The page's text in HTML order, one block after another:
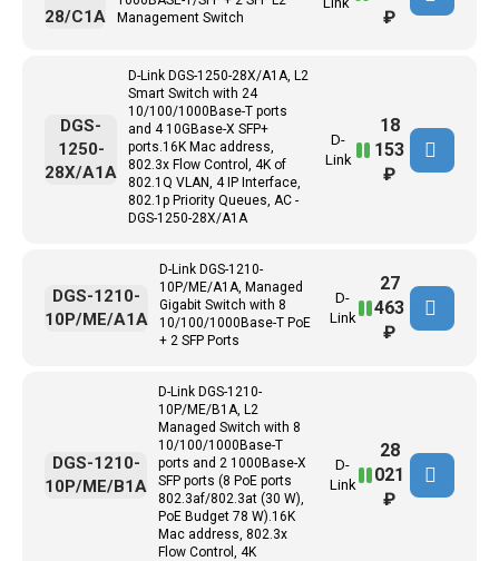
Management Switch
28/C1A
₽
D-Link DGS-1250-28X/A1A, L2
Smart Switch with 24
10/100/1000Base-T ports
and 4 10GBase-X SFP+
ports.16K Mac address,
802.3x Flow Control, 4K of
802.1Q VLAN, 4 IP Interface,
802.1p Priority Queues, AC -
DGS-1250-28X/A1A
D-
Link
DGS-
1250-
28X/A1A
18
153
₽
D-Link DGS-1210-
10P/ME/A1A, Managed
Gigabit Switch with 8
10/100/1000Base-T PoE
+ 2 SFP Ports
D-
Link
DGS-1210-
10P/ME/A1A
27
463
₽
D-Link DGS-1210-
10P/ME/B1A, L2
Managed Switch with 8
10/100/1000Base-T
ports and 2 1000Base-X
SFP ports (8 PoE ports
802.3af/802.3at (30 W),
PoE Budget 78 W).16K
Mac address, 802.3x
Flow Control, 4K
D-
Link
DGS-1210-
10P/ME/B1A
28
021
₽